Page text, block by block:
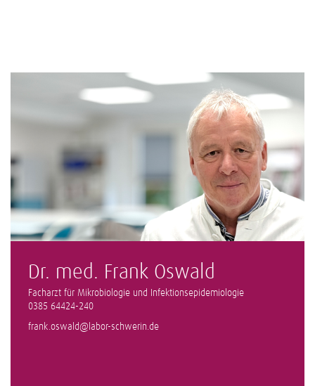
Dr. med. Frank Oswald
Facharzt für Mikrobiologie und Infektionsepidemiologie
0385 64424-240
frank.oswald@labor-schwerin.de